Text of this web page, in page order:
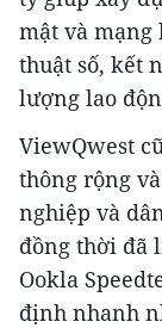
mật và mạng
thuật số, kết
lượng lao
ViewQwest
thông rộng
nghiệp và
đồng thời đã
Ookla
định nhanh